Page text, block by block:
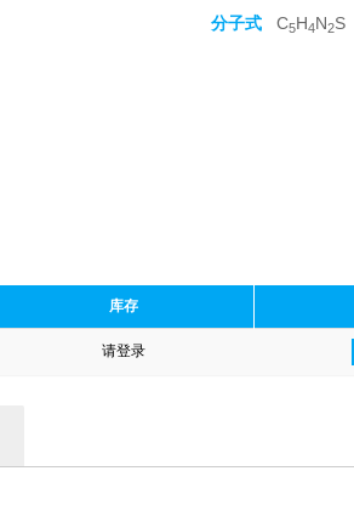
分子式 C5H4N2S
库存
请登录